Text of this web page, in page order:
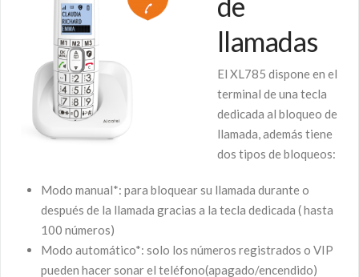
llamadas
El XL785 dispone en el
terminal de una tecla
dedicada al bloqueo de
llamada, además tiene
dos tipos de bloqueos:
Modo manual*: para bloquear su llamada durante o
después de la llamada gracias a la tecla dedicada ( hasta
100 números)
Modo automático*: solo los números registrados o VIP
pueden hacer sonar el teléfono(apagado/encendido)